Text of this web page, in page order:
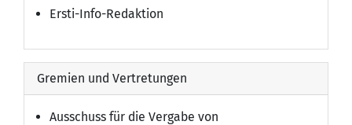
Ersti-Info-Redaktion
Gremien und Vertretungen
Ausschuss für die Vergabe von